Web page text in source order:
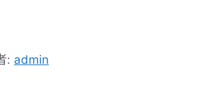
: admin